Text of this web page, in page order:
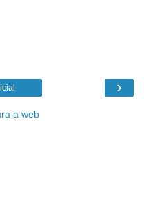
›
a web